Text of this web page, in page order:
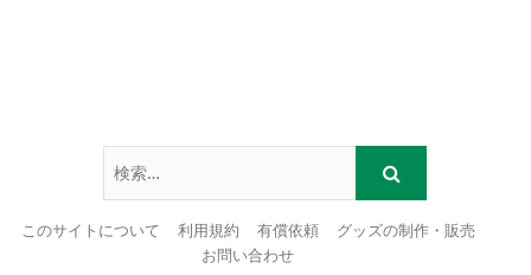
このサイトについて 利用規約 有償依頼
グッズの制作・販売
お問い合わせ